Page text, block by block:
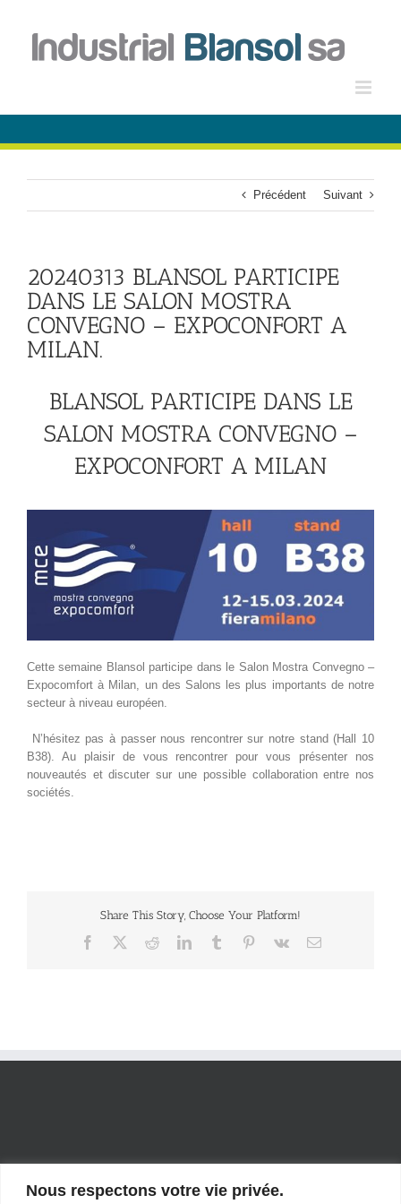
Nous respectons votre vie privée.
contenu
Précédent Suivant
20240313 BLANSOL PARTICIPE
DANS LE SALON MOSTRA
CONVEGNO – EXPOCONFORT A
MILAN.
BLANSOL PARTICIPE DANS LE
SALON MOSTRA CONVEGNO –
EXPOCONFORT A MILAN
Cette semaine Blansol participe dans le Salon Mostra Convegno –
Expocomfort à Milan, un des Salons les plus importants de notre
secteur à niveau européen.
N’hésitez pas à passer nous rencontrer sur notre stand (Hall 10
B38). Au plaisir de vous rencontrer pour vous présenter nos
nouveautés et discuter sur une possible collaboration entre nos
sociétés.
Share This Story, Choose Your Platform!
Facebook RedditLinkedInTumblr Pinterest
Vk Email